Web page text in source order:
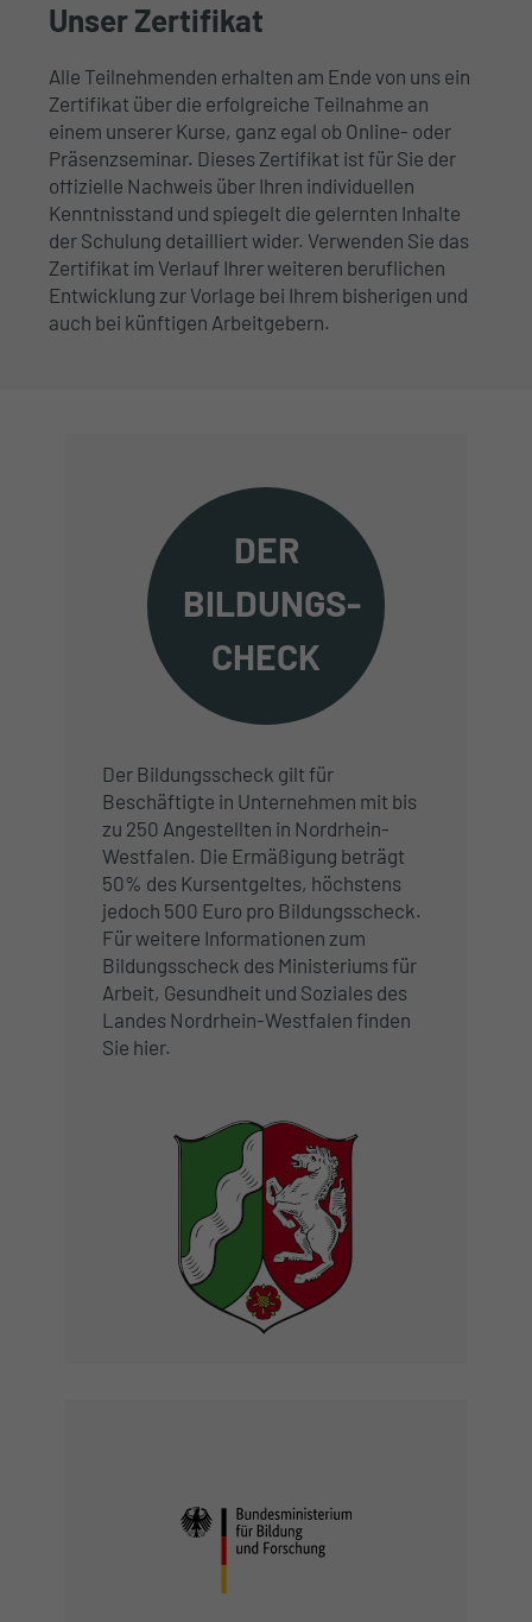
Unser Zertifikat
Alle Teilnehmenden erhalten am Ende von uns ein
Zertifikat über die erfolgreiche Teilnahme an
einem unserer Kurse, ganz egal ob Online- oder
Präsenzseminar. Dieses Zertifikat ist für Sie der
offizielle Nachweis über Ihren individuellen
Kenntnisstand und spiegelt die gelernten Inhalte
der Schulung detailliert wider. Verwenden Sie das
Zertifikat im Verlauf Ihrer weiteren beruflichen
Entwicklung zur Vorlage bei Ihrem bisherigen und
auch bei künftigen Arbeitgebern.
DER
BILDUNGS-
CHECK
Der Bildungsscheck gilt für
Beschäftigte in Unternehmen mit bis
zu 250 Angestellten in Nordrhein-
Westfalen. Die Ermäßigung beträgt
50% des Kursentgeltes, höchstens
jedoch 500 Euro pro Bildungsscheck.
Für weitere Informationen zum
Bildungsscheck des Ministeriums für
Arbeit, Gesundheit und Soziales des
Landes Nordrhein-Westfalen finden
Sie hier.